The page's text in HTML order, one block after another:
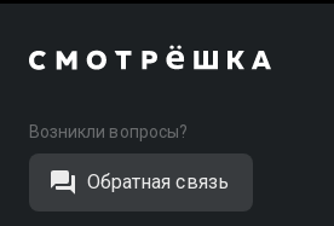
Возникли вопросы?
Обратная связь